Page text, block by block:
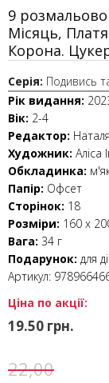
9
Місяць,
Корона.
Серія: Подивись
Рік видання:
Вік: 2-4
Редактор:
Художник: Аліса
Обкладинка:
Папір: Офсет
Сторінок: 18
Розміри: 160 х
Вага: 34 г
Подарунок: для
Артикул:
Ціна по акції:
19.50 грн.
22,00